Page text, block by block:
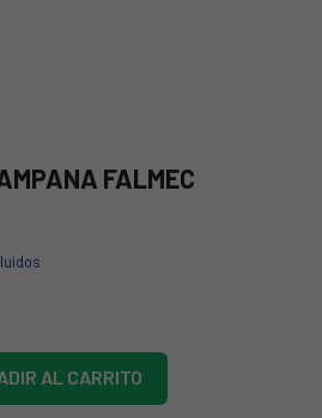
FALMEC
AL CARRITO